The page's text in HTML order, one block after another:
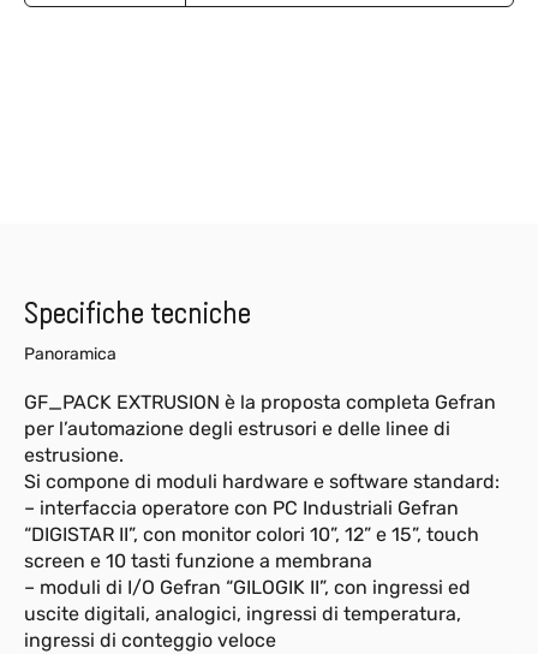
Specifiche tecniche
Panoramica
GF_PACK EXTRUSION è la proposta completa Gefran
per l’automazione degli estrusori e delle linee di
estrusione.
Si compone di moduli hardware e software standard:
– interfaccia operatore con PC Industriali Gefran
“DIGISTAR II”, con monitor colori 10”, 12” e 15”, touch
screen e 10 tasti funzione a membrana
– moduli di I/O Gefran “GILOGIK II”, con ingressi ed
uscite digitali, analogici, ingressi di temperatura,
ingressi di conteggio veloce